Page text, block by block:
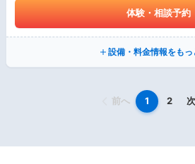
体験・相談予約
設備・料金情報をもっ
前へ 1 2